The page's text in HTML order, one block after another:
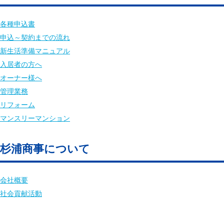
各種申込書
申込～契約までの流れ
新生活準備マニュアル
入居者の方へ
オーナー様へ
管理業務
リフォーム
マンスリーマンション
杉浦商事について
会社概要
社会貢献活動